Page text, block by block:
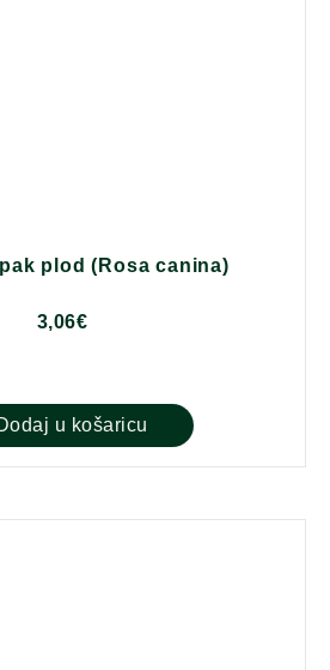
plod (Rosa canina)
3,06€
u košaricu